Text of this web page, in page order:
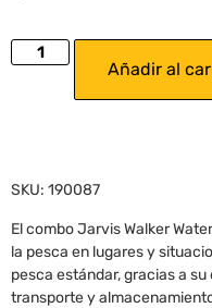
Añadir al
SKU: 190087
El combo Jarvis Walker
la pesca en lugares y
pesca estándar, gracias a
transporte y